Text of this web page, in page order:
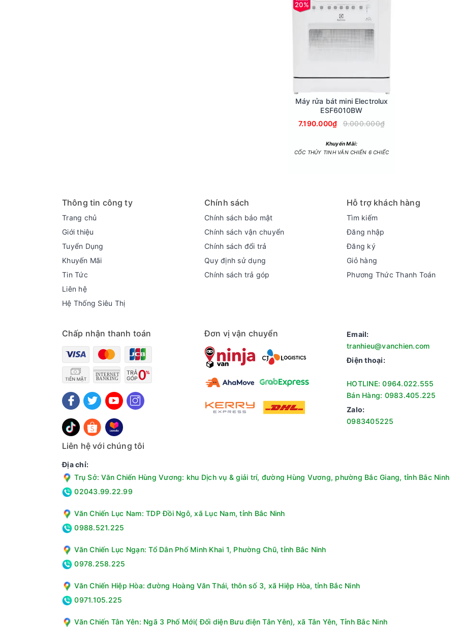
- Độ ồn chỉ khoảng 49 dB, vận hành êm ái, không gây ảnh hưởng đến không gian sinh hoạt.
Chương trình
- Trong đó chương trình rửa nhanh giúp làm sạch bát đĩa nhẹ và ít bẩn chỉ trong thời gian ngắn.
Công nghệ rửa - sấy
- Công nghệ rửa nước nóng đánh bay dầu mỡ và vi khuẩn, mang đến bát đĩa sạch sẽ và an toàn.
- Công nghệ sấy AirDry sấy khô bát đĩa hiệu quả hơn bằng cách sử dụng luồng không khí tự nhiên. Sau khi chu
cho phép không khí lưu thông vào trong khoang máy, giúp bát đĩa khô nhanh chóng và sạch sẽ.
20%
Máy rửa bát mini Electrolux
ESF6010BW
7.190.000₫
9.000.000₫
Khuyến Mãi:
CỐC THỦY TINH VĂN CHIẾN 6 CHIẾC
Thông tin công ty
Trang chủ
Giới thiệu
Tuyển Dụng
Khuyến Mãi
Tin Tức
Liên hệ
Hệ Thống Siêu Thị
Chính sách
Chính sách bảo mật
Chính sách vận chuyển
Chính sách đổi trả
Quy định sử dụng
Chính sách trả góp
Hỗ trợ khách hàng
Tìm kiếm
Đăng nhập
Đăng ký
Giỏ hàng
Phương Thức Thanh Toán
Chấp nhận thanh toán Đơn vị vận chuyển
Email:
tranhieu@vanchien.com
Điện thoại:
HOTLINE: 0964.022.555
Bán Hàng: 0983.405.225
Zalo:
0983405225
Liên hệ với chúng tôi
Địa chỉ:
Trụ Sở: Văn Chiến Hùng Vương: khu Dịch vụ & giải trí, đường Hùng Vương, phường Bắc Giang, tỉnh Bắc Ninh
02043.99.22.99
Văn Chiến Lục Nam: TDP Đồi Ngô, xã Lục Nam, tỉnh Bắc Ninh
0988.521.225
Văn Chiến Lục Ngạn: Tổ Dân Phố Minh Khai 1, Phường Chũ, tỉnh Bắc Ninh
0978.258.225
Văn Chiến Hiệp Hòa: đường Hoàng Văn Thái, thôn số 3, xã Hiệp Hòa, tỉnh Bắc Ninh
0971.105.225
Văn Chiến Tân Yên: Ngã 3 Phố Mới( Đối diện Bưu điện Tân Yên), xã Tân Yên, Tỉnh Bắc Ninh